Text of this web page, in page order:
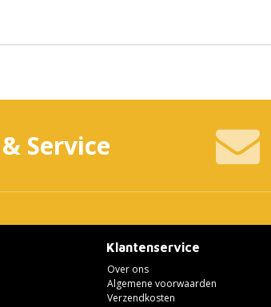
Service
Klantenservice
Over ons
Algemene voorwaarden
Verzendkosten